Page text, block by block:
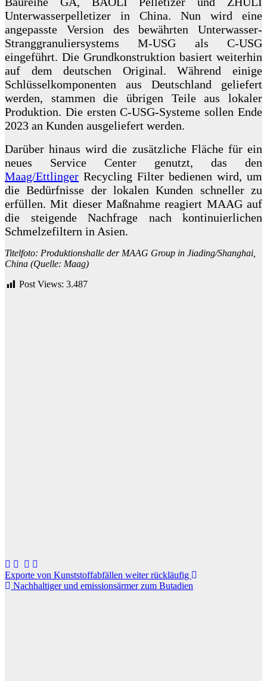
Unterwasserpelletizer in China. Nun wird eine
angepasste Version des bewährten Unterwasser-
Stranggranuliersystems M-USG als C-USG
eingeführt. Die Grundkonstruktion basiert weiterhin
auf dem deutschen Original. Während einige
Schlüsselkomponenten aus Deutschland geliefert
werden, stammen die übrigen Teile aus lokaler
Produktion. Die ersten C-USG-Systeme sollen Ende
2023 an Kunden ausgeliefert werden.
Darüber hinaus wird die zusätzliche Fläche für ein
neues Service Center genutzt, das den
Maag/Ettlinger Recycling Filter bedienen wird, um
die Bedürfnisse der lokalen Kunden schneller zu
erfüllen. Mit dieser Maßnahme reagiert MAAG auf
die steigende Nachfrage nach kontinuierlichen
Schmelzefiltern in Asien.
Titelfoto: Produktionshalle der MAAG Group in Jiading/Shanghai,
China (Quelle: Maag)
Post Views: 3.487
Beitragsnavigation
Exporte von Kunststoffabfällen weiter rückläufig
Nachhaltiger und emissionsärmer zum Butadien